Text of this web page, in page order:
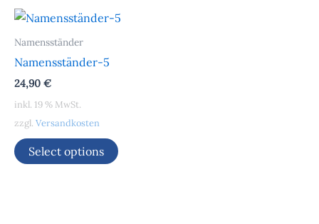
Namensständer
Namensständer-5
24,90 €
inkl. 19 % MwSt.
zzgl. Versandkosten
Select options